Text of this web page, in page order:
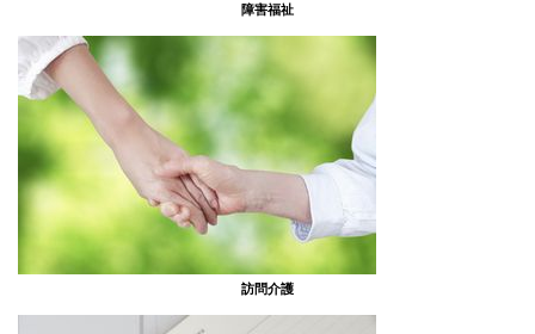
障害福祉
訪問介護